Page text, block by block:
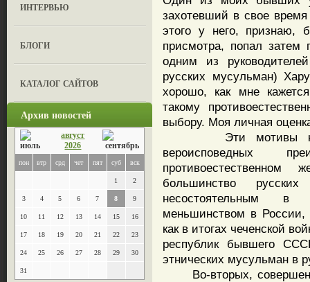
ИНТЕРВЬЮ
БЛОГИ
КАТАЛОГ САЙТОВ
Архив новостей
август
2026
пон втр срд чет пят суб вск
1 2
3 4 5 6 7 8 9
10 11 12 13 14 15 16
17 18 19 20 21 22 23
24 25 26 27 28 29 30
31
захотевший в свое
этого у него, признаю,
присмотра, попал
одним из
русских мусульман)
хорошо, как мне
такому
выбору. Моя личная
Эти мотивы
вероисповедных
противоестественном
большинство
несостоятельным в
меньшинством в России,
как в итогах чеченской
республик бывшего
этнических мусульман в
Во-вторых,